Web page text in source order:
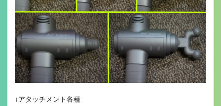
↓アタッチメント各種